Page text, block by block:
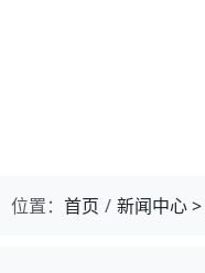
位置： 首页 新闻中心>